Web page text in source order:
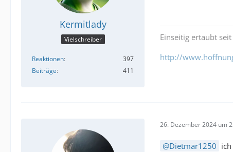
Kermitlady
Vielschreiber
Reaktionen
397
Beiträge
411
Einseitig ertaubt
http://
26. Dezember 2024 um
Dietmar1250